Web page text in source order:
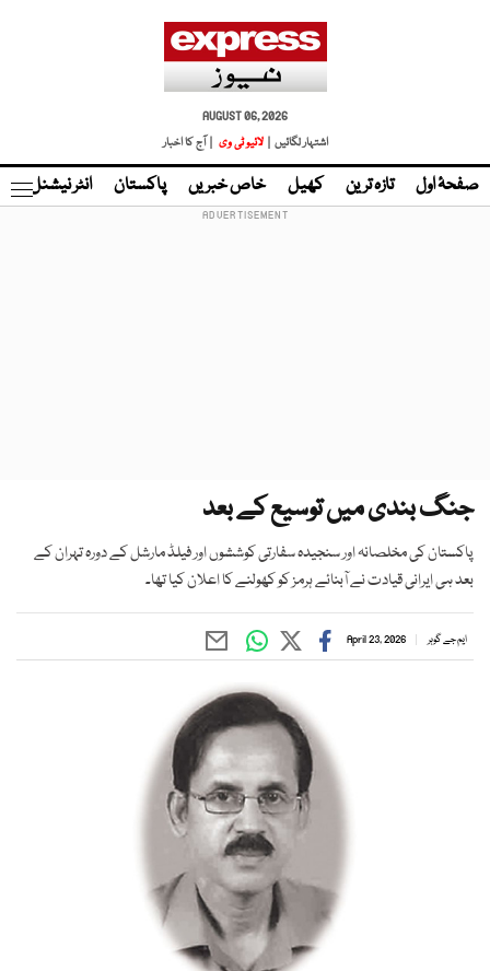
AUGUST 06, 2026
اشتہار لگائیں |
لائیو ٹی وی | آج کا اخبار
صفحۂ اول تازہ ترین کھیل خاص خبریں پاکستان انٹر نیشنل
جنگ بندی میں توسیع کے بعد
پاکستان کی مخلصانہ اور سنجیدہ سفارتی کوششوں اور فیلڈ مارشل کے دورہ تہران کے
بعد ہی ایرانی قیادت نے آبنائے ہرمز کو کھولنے کا اعلان کیا تھا۔
ایم جے گوہر April 23, 2026